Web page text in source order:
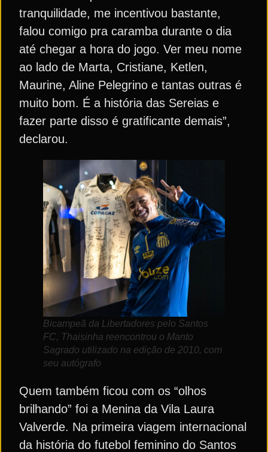
tranquilidade, me incentivou bastante,
falou comigo pra caramba durante o dia
até chegar a hora do jogo. Ver meu nome
ao lado de Marta, Cristiane, Ketlen,
Maurine, Aline Pelegrino e tantas outras é
muito bom. É a história das Sereias e
fazer parte disso é gratificante demais”,
declarou.
Bicampeã da Libertadores pelo Santos
FC, Thaisinha reencontrou o Manto
Sagrado utilizado na edição de 2010, com
seu autógrafo
Quem também ficou com os “olhos
brilhando” foi a Menina da Vila Laura
Valverde. Na primeira viagem internacional
da história do futebol feminino do Santos